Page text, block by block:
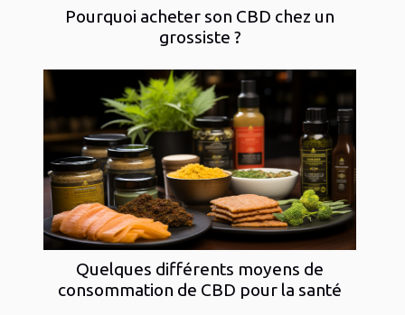
Pourquoi acheter son CBD chez un
grossiste ?
Quelques différents moyens de
consommation de CBD pour la santé